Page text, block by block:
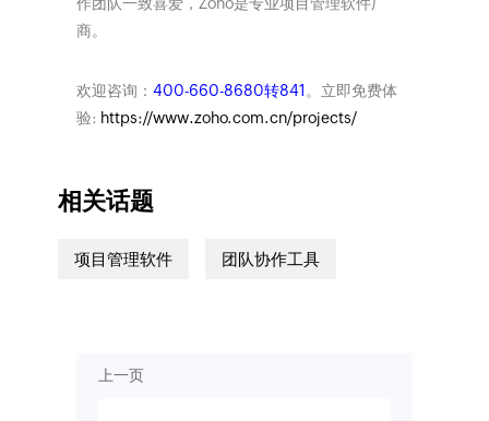
商。
欢迎咨询： 400-660-8680转841 。立即免费体
验: https://www.zoho.com.cn/projects/
相关话题
项目管理软件 团队协作工具
上一页